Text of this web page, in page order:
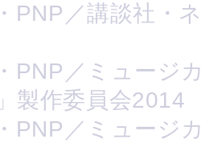
PNP／講談社・
PNP／ミュージ
製作委員会2014
PNP／ミュージ